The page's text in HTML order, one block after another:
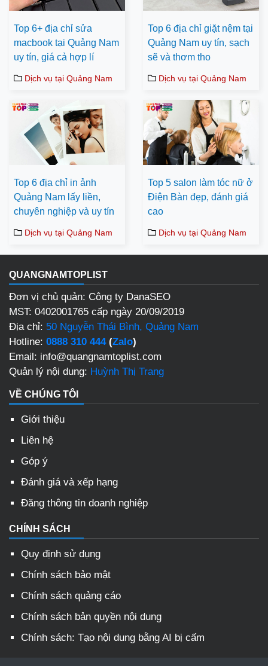
Top 6+ địa chỉ sửa
macbook tại Quảng Nam
uy tín, giá cả hợp lí
Dịch vụ tại Quảng Nam
Top 6 địa chỉ giặt nệm tại
Quảng Nam uy tín, sạch
sẽ và thơm tho
Dịch vụ tại Quảng Nam
Top 6 địa chỉ in ảnh
Quảng Nam lấy liền,
chuyên nghiệp và uy tín
Dịch vụ tại Quảng Nam
Top 5 salon làm tóc nữ ở
Điện Bàn đẹp, đánh giá
cao
Dịch vụ tại Quảng Nam
QUANGNAMTOPLIST
Đơn vị chủ quản: Công ty DanaSEO
MST: 0402001765 cấp ngày 20/09/2019
Địa chỉ: 50 Nguyễn Thái Bình, Quảng Nam
Hotline: 0888 310 444(Zalo)
Email: info@quangnamtoplist.com
Quản lý nội dung: Huỳnh Thị Trang
VỀ CHÚNG TÔI
Giới thiệu
Liên hệ
Góp ý
Đánh giá và xếp hạng
Đăng thông tin doanh nghiệp
CHÍNH SÁCH
Quy định sử dụng
Chính sách bảo mật
Chính sách quảng cáo
Chính sách bản quyền nội dung
Chính sách: Tạo nội dung bằng AI bị cấm